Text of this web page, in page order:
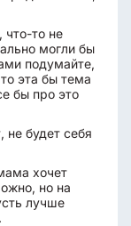
что-то не
могли бы
подумайте,
эта бы тема
бы про это
будет себя
хочет
но на
лучше